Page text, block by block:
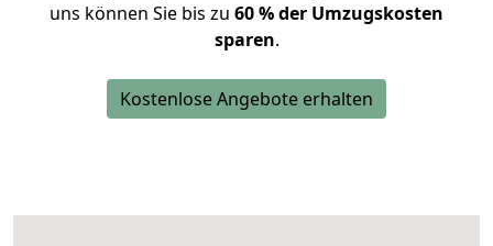
uns können Sie bis zu 60 % der Umzugskosten
sparen.
Kostenlose Angebote erhalten